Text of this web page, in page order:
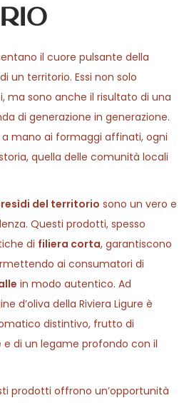
il cuore pulsante della
di un territorio. Essi non solo
ma sono anche il risultato di una
di generazione in generazione.
mano ai formaggi affinati, ogni
quella delle comunità locali
del territorio sono un vero e
Questi prodotti, spesso
di filiera corta, garantiscono
ai consumatori di
in modo autentico. Ad
d’oliva della Riviera Ligure è
distintivo, frutto di
e di un legame profondo con il
prodotti offrono un’opportunità